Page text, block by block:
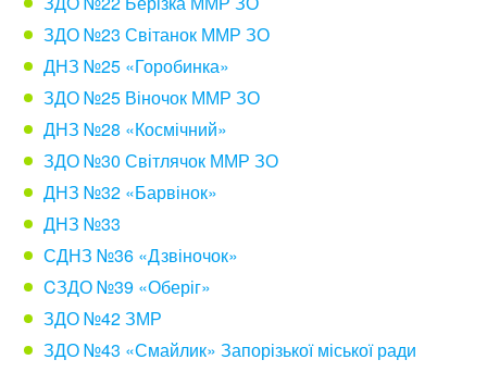
ЗДО №23 Світанок ММР ЗО
ДНЗ №25 «Горобинка»
ЗДО №25 Віночок ММР ЗО
ДНЗ №28 «Космічний»
ЗДО №30 Світлячок ММР ЗО
ДНЗ №32 «Барвінок»
ДНЗ №33
СДНЗ №36 «Дзвіночок»
CЗДО №39 «Оберіг»
ЗДО №42 ЗМР
ЗДО №43 «Смайлик» Запорізької міської ради